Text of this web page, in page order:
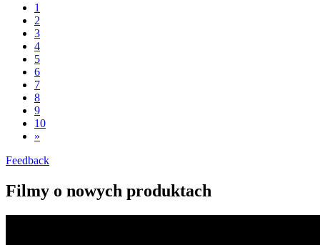
1
2
3
4
5
6
7
8
9
10
»
Feedback
Filmy o nowych produktach